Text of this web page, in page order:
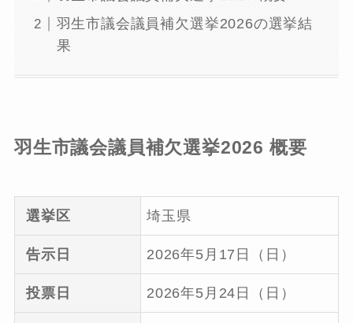
羽生市議会議員補欠選挙2026の選挙結
果
羽生市議会議員補欠選挙2026 概要
選挙区 埼玉県
告示日 2026年5月17日（日）
投票日 2026年5月24日（日）